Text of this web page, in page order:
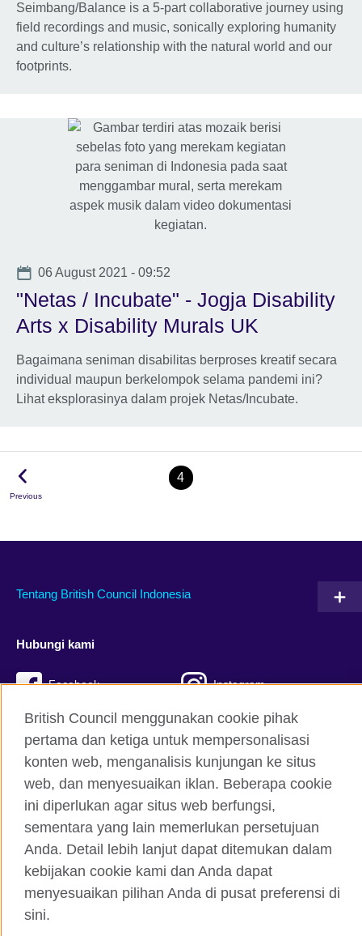
Seimbang/Balance is a 5-part collaborative journey using
field recordings and music, sonically exploring humanity
and culture’s relationship with the natural world and our
footprints.
Date
06 August 2021 - 09:52
"Netas / Incubate" - Jogja Disability
Arts x Disability Murals UK
Bagaimana seniman disabilitas berproses kreatif secara
individual maupun berkelompok selama pandemi ini?
Lihat eksplorasinya dalam projek Netas/Incubate.
Previous
4
Tentang British Council Indonesia
Hubungi kami
Facebook Instagram
Twitter TikTok
British Council global
Kerahasiaan dan Ketentuan Pemakaian
Cookie
Peta situs
© 2026 British Council
British Council menggunakan cookie pihak
pertama dan ketiga untuk mempersonalisasi
konten web, menganalisis kunjungan ke situs
web, dan menyesuaikan iklan. Beberapa cookie
ini diperlukan agar situs web berfungsi,
sementara yang lain memerlukan persetujuan
Anda. Detail lebih lanjut dapat ditemukan dalam
kebijakan cookie kami dan Anda dapat
menyesuaikan pilihan Anda di pusat preferensi di
sini.